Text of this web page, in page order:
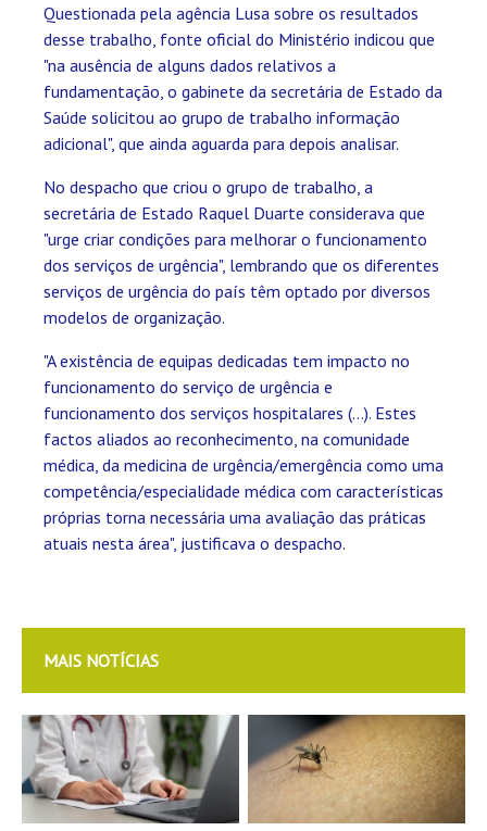
Questionada pela agência Lusa sobre os resultados
desse trabalho, fonte oficial do Ministério indicou que
"na ausência de alguns dados relativos a
fundamentação, o gabinete da secretária de Estado da
Saúde solicitou ao grupo de trabalho informação
adicional", que ainda aguarda para depois analisar.
No despacho que criou o grupo de trabalho, a
secretária de Estado Raquel Duarte considerava que
"urge criar condições para melhorar o funcionamento
dos serviços de urgência", lembrando que os diferentes
serviços de urgência do país têm optado por diversos
modelos de organização.
"A existência de equipas dedicadas tem impacto no
funcionamento do serviço de urgência e
funcionamento dos serviços hospitalares (...). Estes
factos aliados ao reconhecimento, na comunidade
médica, da medicina de urgência/emergência como uma
competência/especialidade médica com características
próprias torna necessária uma avaliação das práticas
atuais nesta área", justificava o despacho.
MAIS NOTÍCIAS